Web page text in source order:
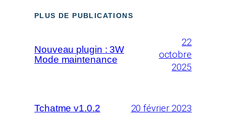
PLUS DE PUBLICATIONS
Nouveau plugin : 3W
Mode maintenance
22
octobre
2025
Tchatme v1.0.2 20 février 2023